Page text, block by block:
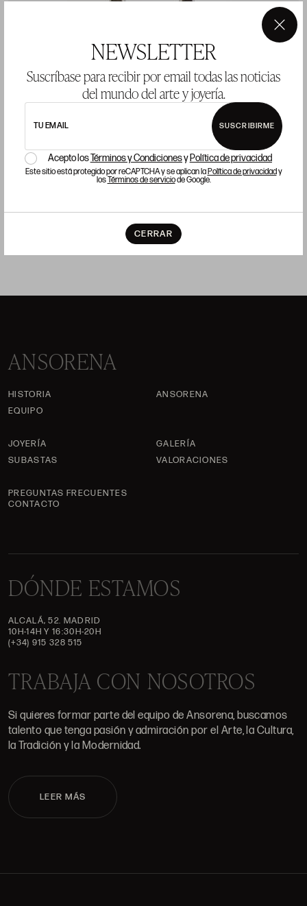
NEWSLETTER
Suscríbase para recibir por email todas las noticias
del mundo del arte y joyería.
TU EMAIL SUSCRIBIRME
Acepto losTérminos y Condicionesy Política de privacidad
Este sitio está protegido por reCAPTCHA y se aplican laPolítica de privacidady
losTérminos de serviciode Google.
CERRAR
×
Pareja de candeleros de plata, marcador Maison,
platero Ulivarri, Vitoria, S.XIX
Precio salida 600 €
ANSORENA
HISTORIA
ANSORENA
EQUIPO
JOYERÍA
GALERÍA
SUBASTAS
VALORACIONES
PREGUNTAS FRECUENTES
CONTACTO
DÓNDE ESTAMOS
ALCALÁ, 52. MADRID
10H-14H Y 16:30H-20H
(+34) 915 328 515
TRABAJA CON NOSOTROS
Si quieres formar parte del equipo de Ansorena, buscamos
talento que tenga pasión y admiración por el Arte, la Cultura,
la Tradición y la Modernidad.
LEER MÁS